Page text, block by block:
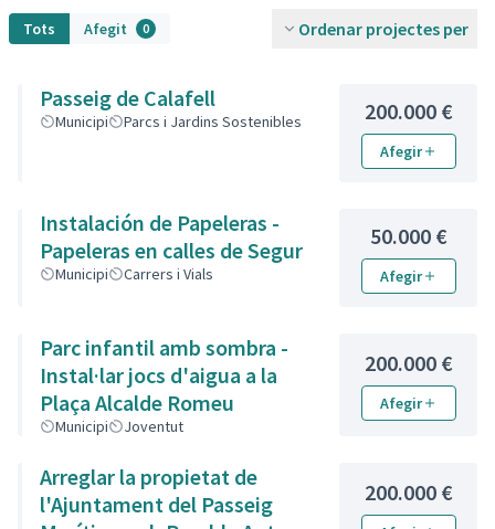
Tots Afegit 0 Ordenar projectes per
Passeig de Calafell
Municipi Parcs i Jardins Sostenibles 200.000 €
Afegir
Instalación de Papeleras -
Papeleras en calles de Segur
Municipi Carrers i Vials
50.000 €
Afegir
Parc infantil amb sombra -
Instal·lar jocs d'aigua a la
Plaça Alcalde Romeu
Municipi Joventut
200.000 €
Afegir
Arreglar la propietat de
l'Ajuntament del Passeig
200.000 €